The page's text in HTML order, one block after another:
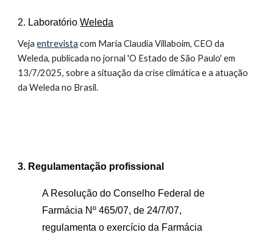
2. LaboratórioWeleda
Vejaentrevista com Maria Claudia Villaboim, CEO da
Weleda, publicada no jornal 'O Estado de São Paulo' em
13/7/2025, sobre a situação da crise climática e a atuação
da Weleda no Brasil.
3. Regulamentação profissional
A Resolução do Conselho Federal de
Farmácia Nº 465/07, de 24/7/07,
regulamenta o exercício da Farmácia